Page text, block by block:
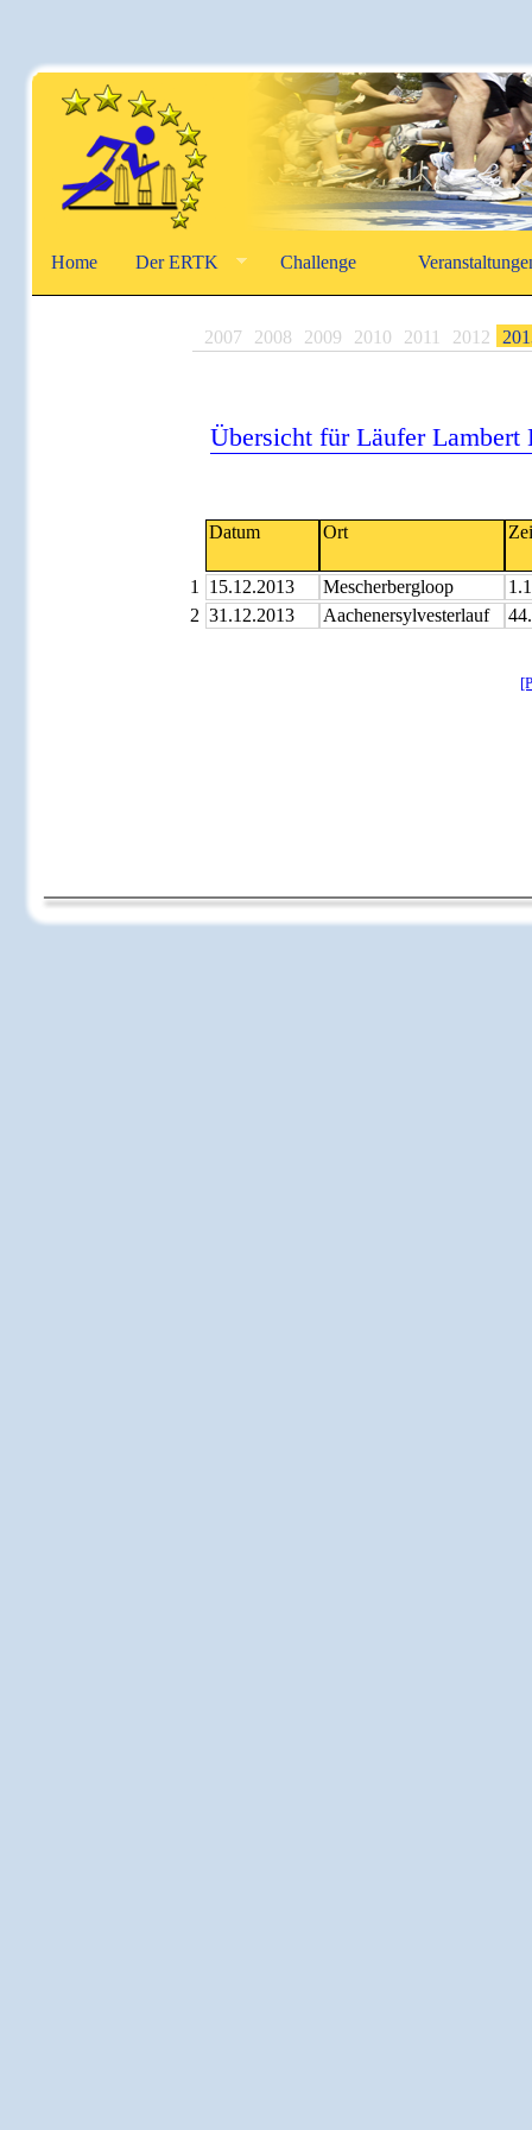
Home Der ERTK Challenge
2007 2008 2009 2010 2011 2012
Übersicht für Läufer Lambert
Datum Ort
1 15.12.2013 Mescherbergloop
2 31.12.2013 Aachenersylvesterlauf